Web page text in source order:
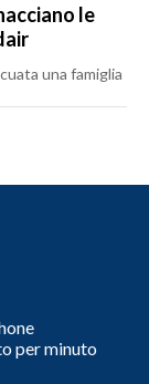
le
una famiglia
per minuto